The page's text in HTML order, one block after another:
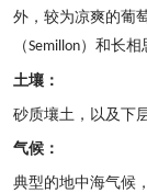
外，较为凉爽的葡
（Semillon）和长相
土壤：
砂质壤土，以及下
气候：
典型的地中海气候